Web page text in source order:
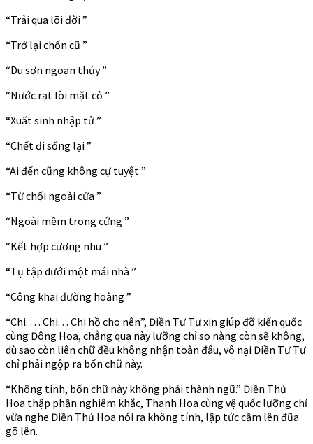
“Trải qua lõi đời ”
“Trở lại chốn cũ ”
“Du sơn ngoạn thủy ”
“Nước rạt lòi mặt cỏ ”
“Xuất sinh nhập tử ”
“Chết đi sống lại ”
“Ai đến cũng không cự tuyệt ”
“Từ chối ngoài cửa ”
“Ngoài mềm trong cứng ”
“Kết hợp cương nhu ”
“Tụ tập dưới một mái nhà ”
“Công khai đường hoàng ”
“Chi. . . . Chi. . . Chi hồ cho nên”, Điền Tư Tư xin giúp đỡ kiến quốc
cùng Đông Hoa, chẳng qua này lưỡng chỉ so nàng còn sẽ không,
dù sao còn liên chữ đều không nhận toàn đâu, vô nại Điền Tư Tư
chỉ phải ngộp ra bốn chữ này.
“Không tính, bốn chữ này không phải thành ngữ.” Điền Thủ
Hoa thập phần nghiêm khắc, Thanh Hoa cùng vệ quốc lưỡng chỉ
vừa nghe Điền Thủ Hoa nói ra không tính, lập tức cầm lên đũa
gõ lên.